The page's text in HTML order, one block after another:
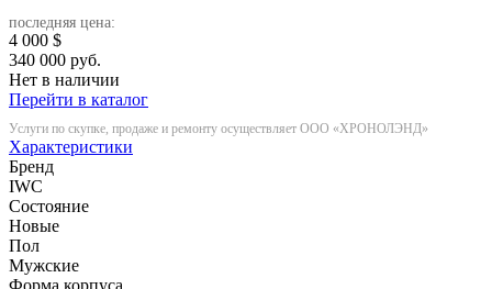
последняя цена:
4 000 $
340 000 руб.
Нет в наличии
Перейти в каталог
Услуги по скупке, продаже и ремонту осуществляет ООО «ХРОНОЛЭНД»
Характеристики
Бренд
IWC
Состояние
Новые
Пол
Мужские
Форма корпуса